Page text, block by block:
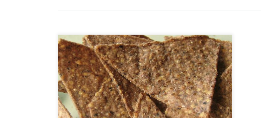
Żadne dwa zwroty nie są lepiej znane społeczności
skupionej wokół zdrowego odżywiania jak „produkt
bezglutenowy”, a teraz naukowcy mówią, że stworzyli
przekąskę z konopi, które oże zaoferować o wiele
więcej korzyści. Zespół kanadyjskich i erbskich
naukowców do spraw żywności wymysliła krakersy
nowej formuły, które jak twierdzą, są o wiele